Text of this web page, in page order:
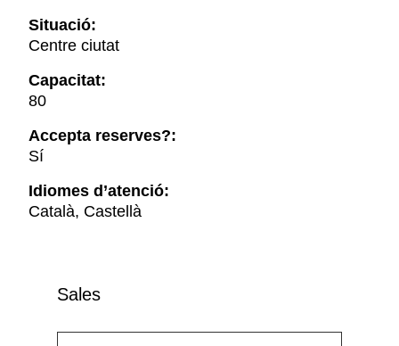
Situació:
Centre ciutat
Capacitat:
80
Accepta reserves?:
Sí
Idiomes d’atenció:
Català, Castellà
Sales